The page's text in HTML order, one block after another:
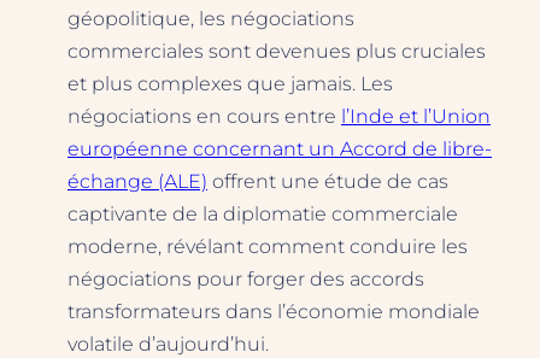
géopolitique, les négociations
commerciales sont devenues plus cruciales
et plus complexes que jamais. Les
négociations en cours entre l’Inde et l’Union
européenne concernant un Accord de libre-
échange (ALE) offrent une étude de cas
captivante de la diplomatie commerciale
moderne, révélant comment conduire les
négociations pour forger des accords
transformateurs dans l’économie mondiale
volatile d’aujourd’hui.